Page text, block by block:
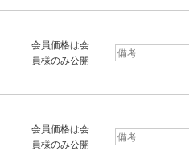
会員価格は会
員様のみ公開
会員価格は会
員様のみ公開